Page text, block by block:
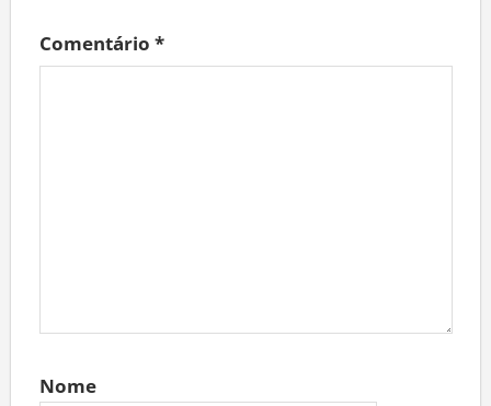
Comentário *
Nome